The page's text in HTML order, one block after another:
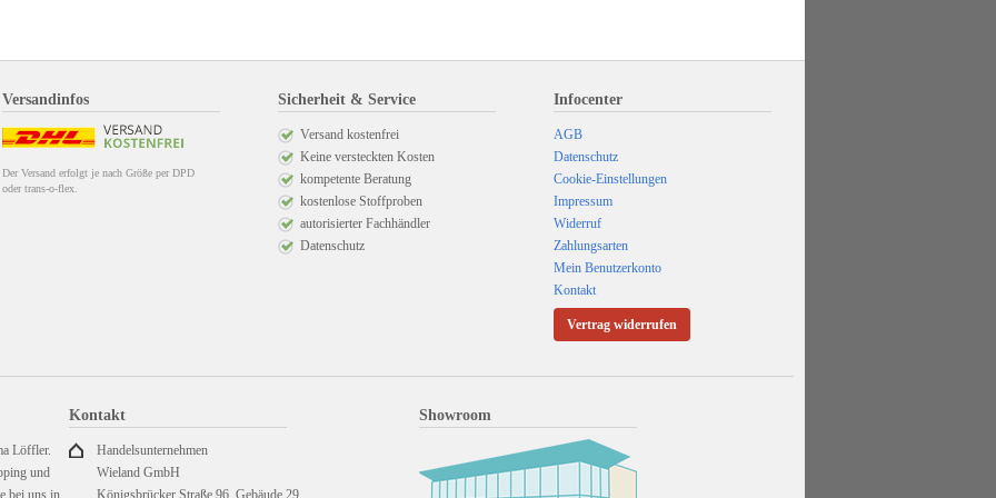
Versandinfos
Der Versand erfolgt je nach Größe per DPD
oder trans-o-flex.
Sicherheit & Service
Versand kostenfrei
Keine versteckten Kosten
kompetente Beratung
kostenlose Stoffproben
autorisierter Fachhändler
Datenschutz
Infocenter
AGB
Datenschutz
Cookie-Einstellungen
Impressum
Widerruf
Zahlungsarten
Mein Benutzerkonto
Kontakt
Vertrag widerrufen
Löffler.
und
bei uns in
Kontakt
Handelsunternehmen
Wieland GmbH
Königsbrücker Straße 96, Gebäude 29
Showroom